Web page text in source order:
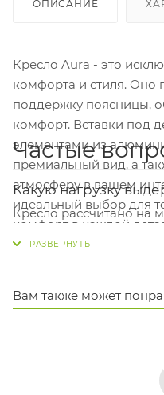
ОПИСАНИЕ
Кресло Aura - это
комфорта и стиля. Оно
поддержку поясницы,
комфорт. Вставки под
элементами из
премиальный вид, а
атмосферу в вашем
идеальный выбор для
комфорт в каждой
Частые
Какую нагрузку
Кресло рассчитано на
Из какого
что обеспечивает
Вам также может